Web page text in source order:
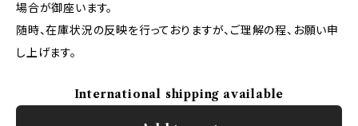
場合が御座います。
随時、在庫状況の反映を行っておりますが、ご理解の程、お願い申
し上げます。
International shipping available